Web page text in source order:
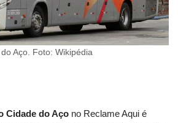
Aço. Foto: Wikipédia
Cidade do Aço no Reclame Aqui é